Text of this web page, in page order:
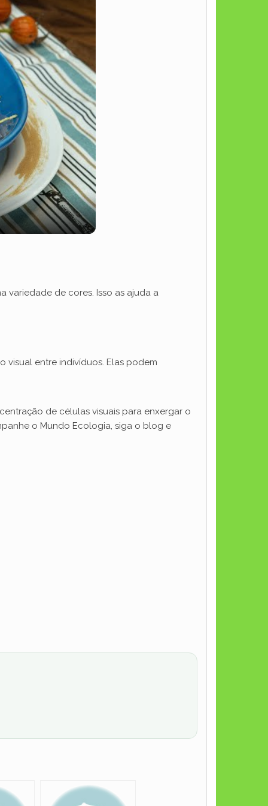
variedade de cores. Isso as ajuda a
visual entre indivíduos. Elas podem
de células visuais para enxergar o
o Mundo Ecologia, siga o blog e